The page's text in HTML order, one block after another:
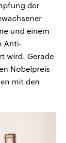
der
und einem
Anti-
wird. Gerade
Nobelpreis
mit den